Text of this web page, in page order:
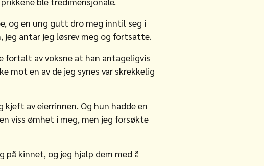
og en ung gutt dro meg inntil seg i
jeg antar jeg løsrev meg og fortsatte.
fortalt av voksne at han antageligvis
mot en av de jeg synes var skrekkelig
av eierrinnen. Og hun hadde en
viss ømhet i meg, men jeg forsøkte
kinnet, og jeg hjalp dem med å